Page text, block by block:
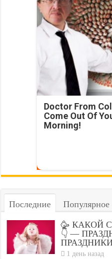
Doctor From
Come Out Of
Morning!
Последние Популярное
🥳 КАКОЙ
👇 —
ПРАЗДНИКИ
1 день назад